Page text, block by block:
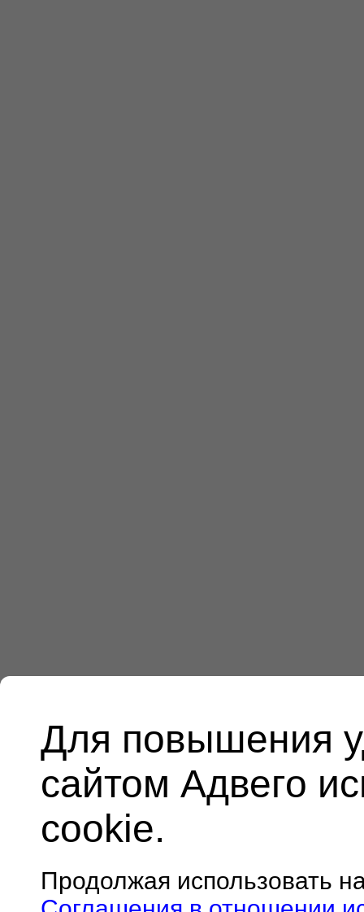
Для повышения
сайтом Адвего
cookie.
Продолжая использовать